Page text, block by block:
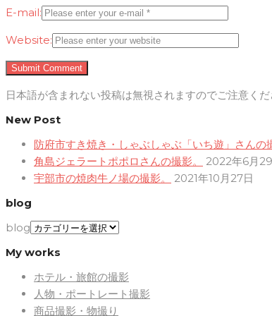
E-mail:
Website:
日本語が含まれない投稿は無視されますのでご注意くだ
New Post
防府市すき焼き・しゃぶしゃぶ「いち遊」さんの
角島ジェラートポポロさんの撮影。
2022年6月
宇部市の焼肉牛ノ場の撮影。
2021年10月27日
blog
blog
My works
ホテル・旅館の撮影
人物・ポートレート撮影
商品撮影・物撮り